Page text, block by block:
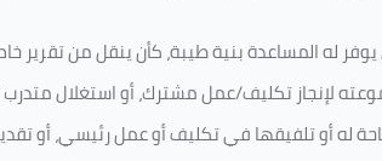
له المساعدة بنية طيبة، كأن ينقل من تقرير
لإنجاز تكليف/عمل مشترك، أو استغلال متدرب
له أو تلفيقها في تكليف أو عمل رئيسي، أو